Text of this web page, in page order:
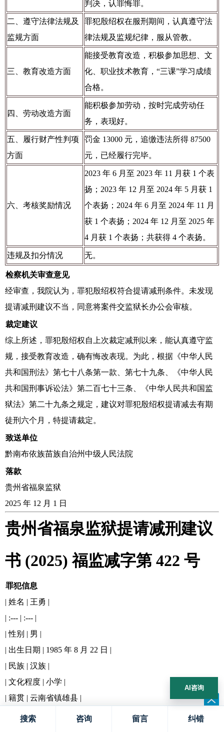
判决，认罪悔罪。
二、遵守法律法规及
监规方面
罪犯殷绍权在服刑期间，认真遵守法
律法规及监规纪律，服从管教。
三、教育改造方面
能接受教育改造，积极参加思想、文
化、职业技术教育，“三课”学习成绩
合格。
四、劳动改造方面
能积极参加劳动，按时完成劳动任
务，表现好。
五、履行财产性判项
方面
罚金 13000 元，追缴违法所得 87500
元，已经履行完毕。
六、考核奖励情况
2023 年 6 月至 2023 年 11 月获 1 个表
扬；2023 年 12 月至 2024 年 5 月获 1
个表扬；2024 年 6 月至 2024 年 11 月
获 1 个表扬；2024 年 12 月至 2025 年
4 月获 1 个表扬；共获得 4 个表扬。
违规及扣分情况 无。
检察机关审查意见
经审查，我院认为，罪犯殷绍权符合提请减刑条件。未发现
提请减刑建议不当，同意将案件交监狱长办公会审核。
裁定建议
综上所述，罪犯殷绍权自上次裁定减刑以来，能认真遵守监
规，接受教育改造，确有悔改表现。为此，根据《中华人民
共和国刑法》第七十八条第一款、第七十九条、《中华人民
共和国刑事诉讼法》第二百七十三条、《中华人民共和国监
狱法》第二十九条之规定，建议对罪犯殷绍权提请减去有期
徒刑六个月，特提请裁定。
致送单位
黔南布依族苗族自治州中级人民法院
落款
贵州省福泉监狱
2025 年 12 月 1 日
贵州省福泉监狱提请减刑建议
书 (2025) 福监减字第 422 号
罪犯信息
| 姓名 | 王勇 |
| :--- | :--- |
| 性别 | 男 |
| 出生日期 | 1985 年 8 月 22 日 |
| 民族 | 汉族 |
| 文化程度 | 小学 |
| 籍贯 | 云南省镇雄县 |
| 现服刑地点 | 贵州省福泉监狱 |
AI咨询
搜索 咨询 留言 纠错